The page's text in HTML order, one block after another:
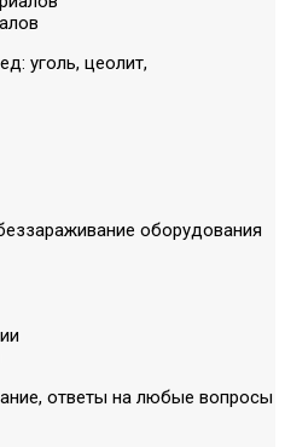
уголь, цеолит,
оборудования
ответы на любые вопросы